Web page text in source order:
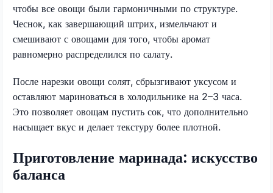
чтобы все овощи были гармоничными по структуре.
Чеснок, как завершающий штрих, измельчают и
смешивают с овощами для того, чтобы аромат
равномерно распределился по салату.
После нарезки овощи солят, сбрызгивают уксусом и
оставляют мариноваться в холодильнике на 2–3 часа.
Это позволяет овощам пустить сок, что дополнительно
насыщает вкус и делает текстуру более плотной.
Приготовление маринада: искусство
баланса